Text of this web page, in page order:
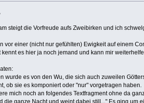
steigt die Vorfreude aufs Zweibirken und ich
vor einer (nicht nur gefühlten) Ewigkeit auf einem
kennt es hier ja noch jemand und kann mir
wurde es von den Wu, die sich auch zuweilen
ob sie es komponiert oder "nur" vorgetragen haben.
mich noch an folgendes Textfragment ohne da
die ganze Nacht und weint dabei still..." Es ging um